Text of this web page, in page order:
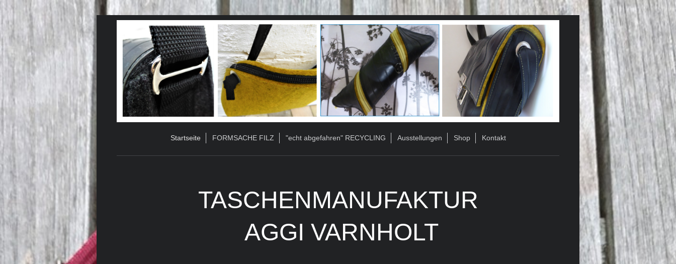
Startseite FORMSACHE FILZ "echt abgefahren" RECYCLING Ausstellungen Shop Kontakt
TASCHENMANUFAKTUR
AGGI VARNHOLT